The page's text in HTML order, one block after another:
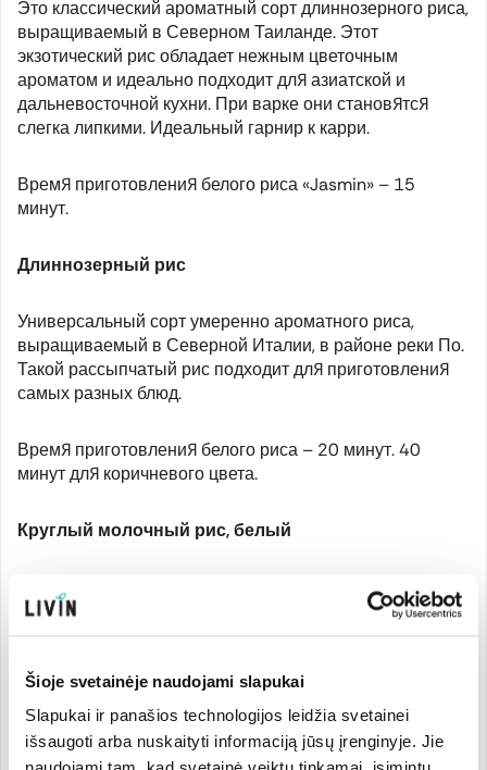
Šioje svetainėje naudojami slapukai
Slapukai ir panašios technologijos leidžia svetainei
išsaugoti arba nuskaityti informaciją jūsų įrenginyje. Jie
Это классический ароматный сорт длиннозерного риса,
выращиваемый в Северном Таиланде. Этот
экзотический рис обладает нежным цветочным
ароматом и идеально подходит для азиатской и
дальневосточной кухни. При варке они становятся
слегка липкими. Идеальный гарнир к карри.
Время приготовления белого риса «Jasmin» – 15
минут.
Длиннозерный рис
Универсальный сорт умеренно ароматного риса,
выращиваемый в Северной Италии, в районе реки По.
Такой рассыпчатый рис подходит для приготовления
самых разных блюд.
Время приготовления белого риса – 20 минут. 40
минут для коричневого цвета.
Круглый молочный рис, белый
Этот рис становится сливочным и мягким при
приготовлении, и его выращивают в Северной Италии,
в плодородных районах вокруг реки По. Идеально
каши, рисовых пудингов, сладких сливочных блюд и
десертов.
Время приготовления – 20 мин.